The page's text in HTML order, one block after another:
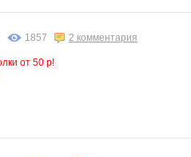
1857 2 комментария
от 50 р!